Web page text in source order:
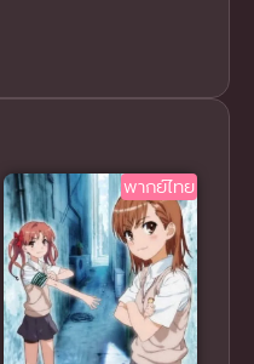
พากย์ไทย